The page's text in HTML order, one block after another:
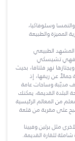
وسلوفاكيا،
المميزة والطبيعة
المشهد الطبيعي
فهي تشيسكي
نهر فلتافا، بحيث
عن ريفها، إذ
مدبّبة وساحات عامة
القديمة، يمكنك
من المعالم الرئيسية
على مقربة من قلعة
مثل برلين وفيينا
للقارة القديمة.